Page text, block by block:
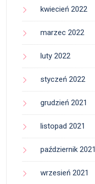
kwiecień 2022
marzec 2022
luty 2022
styczeń 2022
grudzień 2021
listopad 2021
październik 2021
wrzesień 2021